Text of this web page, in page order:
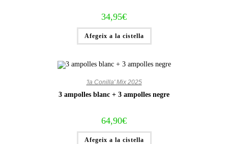
34,95€
Afegeix a la cistella
'la Conilla' Mix 2025
3 ampolles blanc + 3 ampolles negre
64,90€
Afegeix a la cistella